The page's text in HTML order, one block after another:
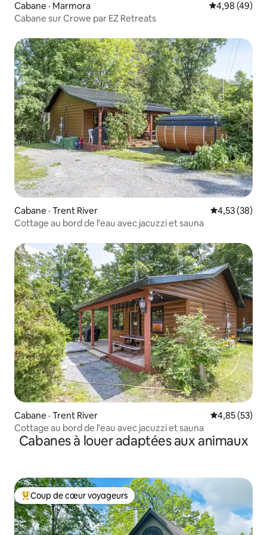
Cabane · Marmora Note
4,98 (49)
Cabane sur Crowe par EZ Retreats
Cabane · Trent River Note
4,53 (38)
Cottage au bord de l'eau avec jacuzzi et sauna
Cabane · Trent River Note
4,85 (53)
Cottage au bord de l'eau avec jacuzzi et sauna
Cabanes à louer adaptées aux animaux
Coup de cœur voyageurs parmi les plus aimés
Coup de cœur voyageurs